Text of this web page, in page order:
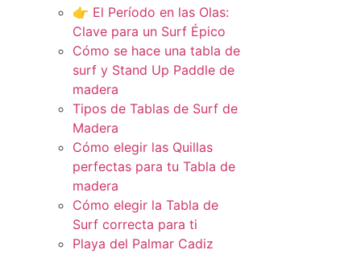
👉 El Período en las Olas:
Clave para un Surf Épico
Cómo se hace una tabla de
surf y Stand Up Paddle de
madera
Tipos de Tablas de Surf de
Madera
Cómo elegir las Quillas
perfectas para tu Tabla de
madera
Cómo elegir la Tabla de
Surf correcta para ti
Playa del Palmar Cadiz